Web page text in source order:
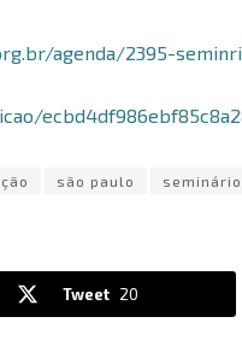
agenda/2395-
são paulo
Tweet 20